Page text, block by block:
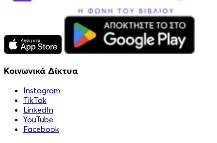
Κοινωνικά Δίκτυα
Instagram
TikTok
LinkedIn
YouTube
Facebook